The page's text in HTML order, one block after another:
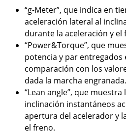
“g-Meter”, que indica en
aceleración lateral al
durante la aceleración y el
“Power&Torque”, que
potencia y par entregados
comparación con los
dada la marcha engranada.
“Lean angle”, que
inclinación instantáneos
apertura del acelerador y
el freno.